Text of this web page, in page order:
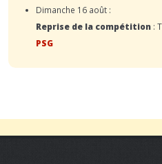
Dimanche 16 août :
Reprise de la compétition :
PSG